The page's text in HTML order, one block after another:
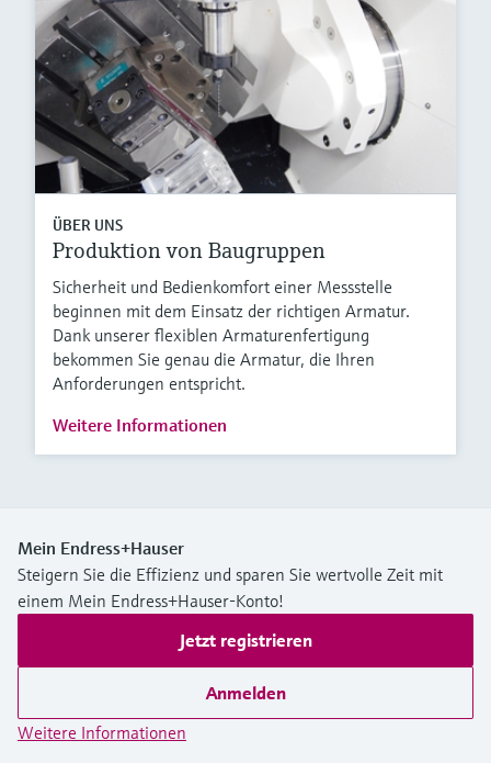
ÜBER UNS
Produktion von Baugruppen
Sicherheit und Bedienkomfort einer Messstelle
beginnen mit dem Einsatz der richtigen Armatur.
Dank unserer flexiblen Armaturenfertigung
bekommen Sie genau die Armatur, die Ihren
Anforderungen entspricht.
Weitere Informationen
Mein Endress+Hauser
Steigern Sie die Effizienz und sparen Sie wertvolle Zeit mit
einem Mein Endress+Hauser-Konto!
Jetzt registrieren
Anmelden
Weitere Informationen